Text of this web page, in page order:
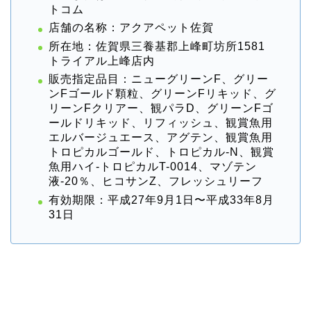
トコム
店舗の名称：アクアペット佐賀
所在地：佐賀県三養基郡上峰町坊所1581
トライアル上峰店内
販売指定品目：ニューグリーンF、グリー
ンFゴールド顆粒、グリーンFリキッド、グ
リーンFクリアー、観パラD、グリーンFゴ
ールドリキッド、リフィッシュ、観賞魚用
エルバージュエース、アグテン、観賞魚用
トロピカルゴールド、トロピカル-N、観賞
魚用ハイ-トロピカルT-0014、マゾテン
液-20％、ヒコサンZ、フレッシュリーフ
有効期限：平成27年9月1日〜平成33年8月
31日